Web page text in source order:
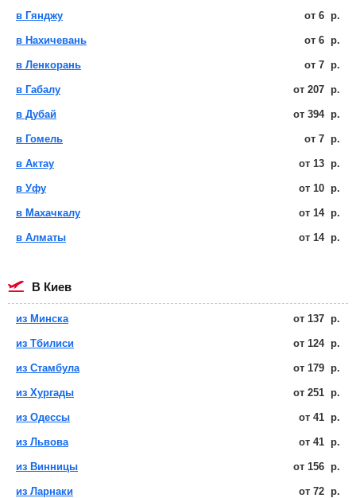
в Гянджу от 6 р.
в Нахичевань от 6 р.
в Ленкорань от 7 р.
в Габалу от 207 р.
в Дубай от 394 р.
в Гомель от 7 р.
в Актау от 13 р.
в Уфу от 10 р.
в Махачкалу от 14 р.
в Алматы от 14 р.
в Киев
из Минска от 137 р.
из Тбилиси от 124 р.
из Стамбула от 179 р.
из Хургады от 251 р.
из Одессы от 41 р.
из Львова от 41 р.
из Винницы от 156 р.
из Ларнаки от 72 р.